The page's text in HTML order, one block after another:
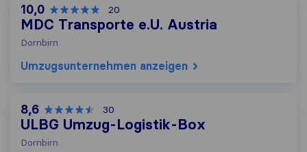
10,0 20
MDC Transporte e.U. Austria
Dornbirn
Umzugs​unternehmen anzeigen
8,6 30
ULBG Umzug-Logistik-Box
Dornbirn